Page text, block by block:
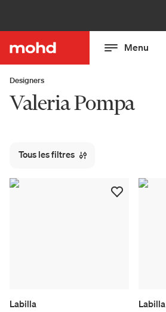
Menu
Designers
Valeria Pompa
Tous les filtres
Labilla
Labilla